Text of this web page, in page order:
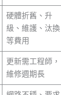
硬體折舊、升
級、維護、汰換
等費用
更新需工程師，
維修週期長